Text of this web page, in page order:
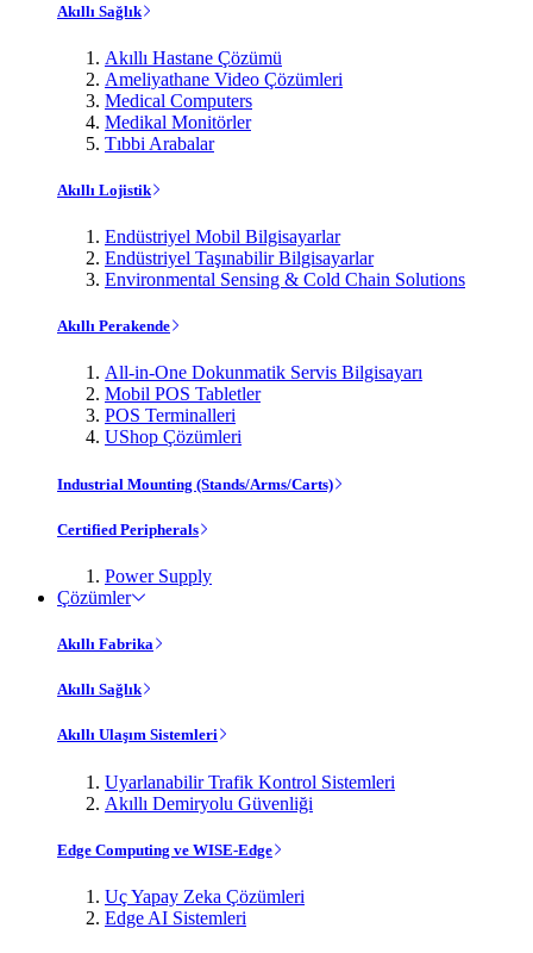
Akıllı Sağlık
Akıllı Hastane Çözümü
Ameliyathane Video Çözümleri
Medical Computers
Medikal Monitörler
Tıbbi Arabalar
Akıllı Lojistik
Endüstriyel Mobil Bilgisayarlar
Endüstriyel Taşınabilir Bilgisayarlar
Environmental Sensing & Cold Chain Solutions
Akıllı Perakende
All-in-One Dokunmatik Servis Bilgisayarı
Mobil POS Tabletler
POS Terminalleri
UShop Çözümleri
Industrial Mounting (Stands/Arms/Carts)
Certified Peripherals
Power Supply
Çözümler
Akıllı Fabrika
Akıllı Sağlık
Akıllı Ulaşım Sistemleri
Uyarlanabilir Trafik Kontrol Sistemleri
Akıllı Demiryolu Güvenliği
Edge Computing ve WISE-Edge
Uç Yapay Zeka Çözümleri
Edge AI Sistemleri